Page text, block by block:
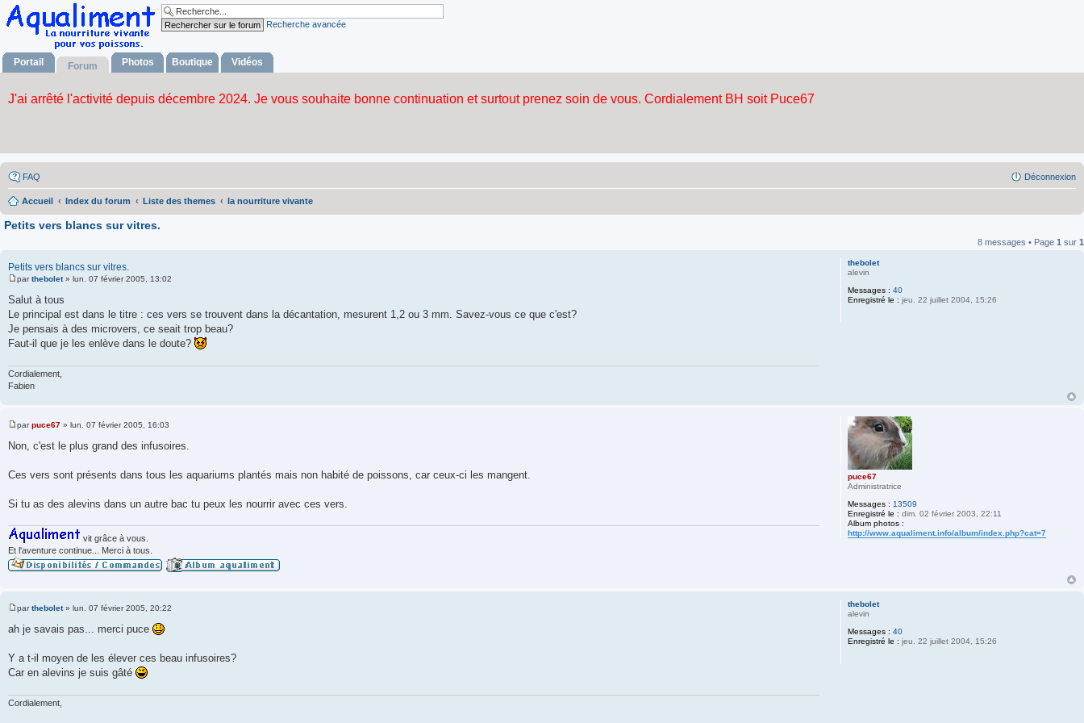
Recherche avancée
Portail Forum Photos Boutique Vidéos
FAQ Déconnexion
Accueil Index du forum Liste des themes la nourriture vivante
Petits vers blancs sur vitres.
8 messages • Page 1 sur 1
thebolet
alevin
Messages : 40
Enregistré le : jeu. 22 juillet 2004, 15:26
Petits vers blancs sur vitres.
e
s
s
a
g
e
parthebolet» lun. 07 février 2005, 13:02
Salut à tous
Le principal est dans le titre : ces vers se trouvent dans la décantation, mesurent 1,2 ou 3 mm. Savez-vous ce que c'est?
Je pensais à des microvers, ce seait trop beau?
Faut-il que je les enlève dans le doute?
Cordialement,
Fabien
puce67
Administratrice
Messages : 13509
Enregistré le : dim. 02 février 2003, 22:11
Album photos :
http://www.aqualiment.info/album/index.php?cat=7
M
s
g
parpuce67 » lun. 07 février 2005, 16:03
Non, c'est le plus grand des infusoires.
Ces vers sont présents dans tous les aquariums plantés mais non habité de poissons, car ceux-ci les mangent.
Si tu as des alevins dans un autre bac tu peux les nourrir avec ces vers.
vit grâce à vous.
Et l'aventure continue... Merci à tous.
thebolet
alevin
Messages : 40
Enregistré le : jeu. 22 juillet 2004, 15:26
M
s
g
e
parthebolet» lun. 07 février 2005, 20:22
ah je savais pas... merci puce
Y a t-il moyen de les élever ces beau infusoires?
Car en alevins je suis gâté
Cordialement,